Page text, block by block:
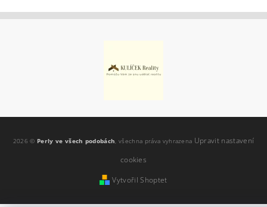
2026 © Perly ve všech podobách, všechna práva vyhrazena Upravit nastavení
cookies
Vytvořil Shoptet